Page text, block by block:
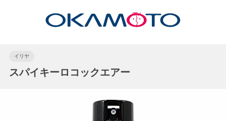
イリヤ
スパイキーロコックエアー